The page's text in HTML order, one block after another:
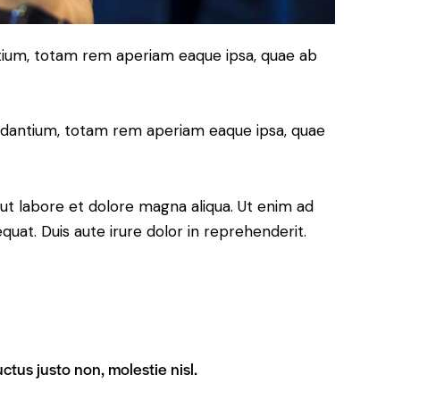
totam rem aperiam eaque ipsa, quae ab
totam rem aperiam eaque ipsa, quae
labore et dolore magna aliqua. Ut enim ad
Duis aute irure dolor in reprehenderit.
justo non, molestie nisl.